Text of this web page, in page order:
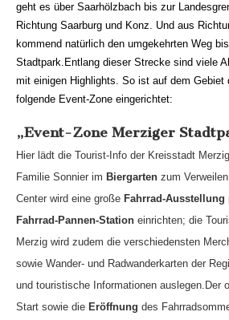
geht es über Saarhölzbach bis zur
Richtung Saarburg und Konz. Und aus
kommend natürlich den umgekehrten Weg
Stadtpark.Entlang dieser Strecke sind viele
mit einigen Highlights. So ist auf dem Gebiet
folgende Event-Zone eingerichtet:
„Event-Zone Merziger
Hier lädt die Tourist-Info der Kreisstadt
Familie Sonnier im Biergarten zum
Center wird eine große Fahrrad-Ausstellung
Fahrrad-Pannen-Station einrichten; die
Merzig wird zudem die verschiedensten
sowie Wander- und Radwanderkarten der
und touristische Informationen auslegen.Der
Start sowie die Eröffnung des